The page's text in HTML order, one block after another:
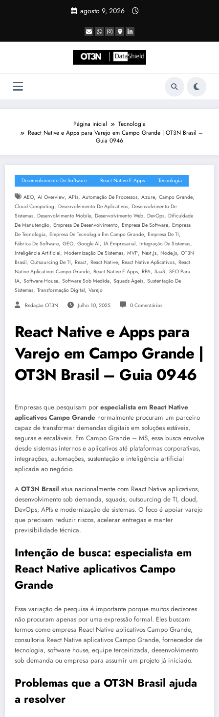
agosto 9, 2026
Página inicial
Tecnologia
React Native e Apps para Varejo em Campo Grande | OT3N Brasil –
Guia 0946
Desenvolvimento De Software React Native E Apps Tecnologia
AEO, AI Overview, APIs, Automação De Processos, Azure, Campo Grande,
Cloud Computing, Desenvolvimento De Aplicativos, Desenvolvimento De
Sistemas, Desenvolvimento Mobile, Desenvolvimento Web, DevOps, Dificuldade
De Manutenção, Empresa De Desenvolvimento, Empresa De Software, Empresa
De Tecnologia, Empresa De Tecnologia Em Campo Grande, Empresa De TI,
Fábrica De Software, GEO, Google AI, IA Empresarial, Integração De Sistemas,
Inteligência Artificial, Modernização De Sistemas, MVP, Next.js, Node.js, OT3N
Brasil, Outsourcing De TI, React, React Native, React Native Aplicativos, React
Native Aplicativos Campo Grande, React Native E Apps, RPA, SaaS, SEO Para
IA, Software House, Software Sob Medida, Squads Ágeis, Sustentação De
Sistemas, Transformação Digital, Varejo
Redação OT3N Julho 10, 2025 0 Comentários
React Native e Apps para
Varejo em Campo Grande |
OT3N Brasil – Guia 0946
Empresas que pesquisam por especialista em React Native
aplicativos Campo Grande normalmente procuram um parceiro
capaz de transformar demandas digitais em soluções estáveis,
seguras e escaláveis. Em Campo Grande – MS, essa busca envolve
desde sistemas internos e aplicativos até plataformas corporativas,
integrações, automações, sustentação e inteligência artificial
aplicada ao negócio.
A OT3N Brasil atua nacionalmente com React Native aplicativos,
desenvolvimento sob demanda, squads, outsourcing de TI, cloud,
DevOps, APIs e modernização de sistemas. O foco é apoiar varejo
que precisam reduzir riscos, acelerar entregas e manter
previsibilidade técnica.
Intenção de busca: especialista em
React Native aplicativos Campo
Grande
Essa variação de pesquisa é importante porque muitos decisores
não procuram apenas por uma expressão formal. Eles buscam
termos como empresa React Native aplicativos Campo Grande,
consultoria React Native aplicativos Campo Grande, fornecedor de
tecnologia, software house, equipe terceirizada, desenvolvimento
sob demanda ou empresa para assumir um projeto já iniciado.
Problemas que a OT3N Brasil ajuda
a resolver